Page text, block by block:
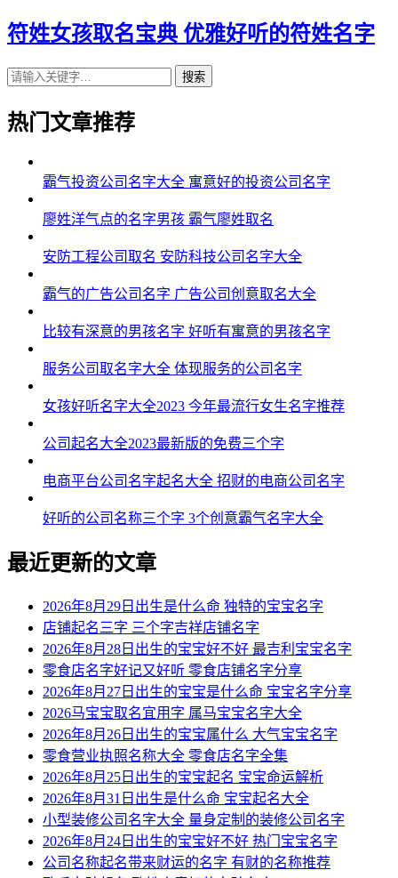
符姓女孩取名宝典 优雅好听的符姓名字
搜索
热门文章推荐
霸气投资公司名字大全 寓意好的投资公司名字
廖姓洋气点的名字男孩 霸气廖姓取名
安防工程公司取名 安防科技公司名字大全
霸气的广告公司名字 广告公司创意取名大全
比较有深意的男孩名字 好听有寓意的男孩名字
服务公司取名字大全 体现服务的公司名字
女孩好听名字大全2023 今年最流行女生名字推荐
公司起名大全2023最新版的免费三个字
电商平台公司名字起名大全 招财的电商公司名字
好听的公司名称三个字 3个创意霸气名字大全
最近更新的文章
2026年8月29日出生是什么命 独特的宝宝名字
店铺起名三字 三个字吉祥店铺名字
2026年8月28日出生的宝宝好不好 最吉利宝宝名字
零食店名字好记又好听 零食店铺名字分享
2026年8月27日出生的宝宝是什么命 宝宝名字分享
2026马宝宝取名宜用字 属马宝宝名字大全
2026年8月26日出生的宝宝属什么 大气宝宝名字
零食营业执照名称大全 零食店名字全集
2026年8月25日出生的宝宝起名 宝宝命运解析
2026年8月31日出生是什么命 宝宝起名大全
小型装修公司名字大全 量身定制的装修公司名字
2026年8月24日出生的宝宝好不好 热门宝宝名字
公司名称起名带来财运的名字 有财的名称推荐